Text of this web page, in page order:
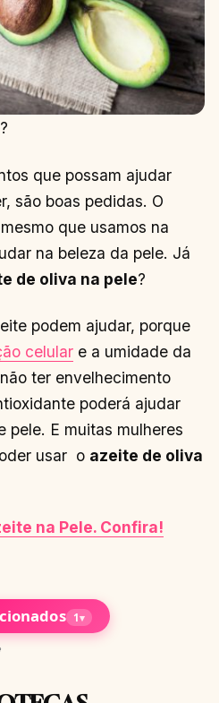
que possam ajudar
são boas pedidas. O
que usamos na
na beleza da pele. Já
de oliva na pele?
podem ajudar, porque
celular e a umidade da
ter envelhecimento
poderá ajudar
pele. E muitas mulheres
usar o azeite de oliva
na Pele. Confira!
1▾